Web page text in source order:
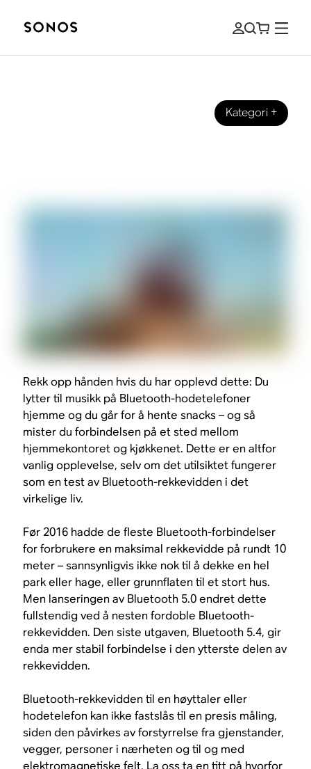
Kategori+
Rekk opp hånden hvis du har opplevd dette: Du
lytter til musikk på Bluetooth-hodetelefoner
hjemme og du går for å hente snacks – og så
mister du forbindelsen på et sted mellom
hjemmekontoret og kjøkkenet. Dette er en altfor
vanlig opplevelse, selv om det utilsiktet fungerer
som en test av Bluetooth-rekkevidden i det
virkelige liv.
Før 2016 hadde de fleste Bluetooth-forbindelser
for forbrukere en maksimal rekkevidde på rundt 10
meter – sannsynligvis ikke nok til å dekke en hel
park eller hage, eller grunnflaten til et stort hus.
Men lanseringen av Bluetooth 5.0 endret dette
fullstendig ved å nesten fordoble Bluetooth-
rekkevidden. Den siste utgaven, Bluetooth 5.4, gir
enda mer stabil forbindelse i den ytterste delen av
rekkevidden.
Bluetooth-rekkevidden til en høyttaler eller
hodetelefon kan ikke fastslås til en presis måling,
siden den påvirkes av forstyrrelse fra gjenstander,
vegger, personer i nærheten og til og med